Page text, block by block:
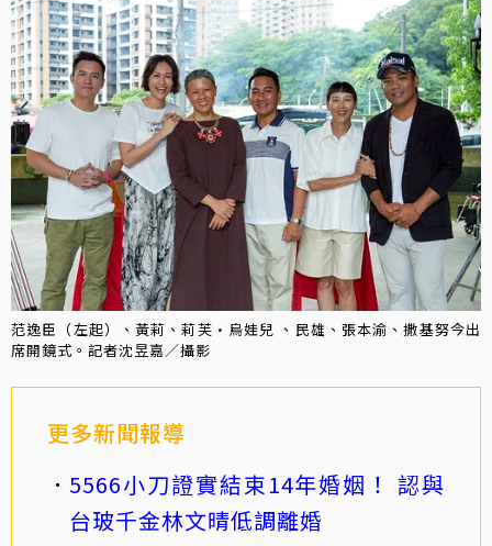
范逸臣（左起）、黃莉、莉芙·烏娃兒 、民雄、張本渝、撒基努今出
席開鏡式。記者沈昱嘉／攝影
更多新聞報導
5566小刀證實結束14年婚姻！ 認與
台玻千金林文晴低調離婚